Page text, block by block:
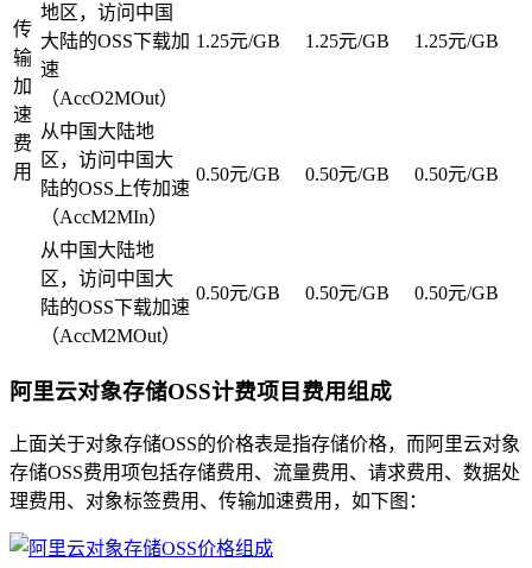
传
输
加
速
费
用
地区，访问中国
大陆的OSS下载加
速
（AccO2MOut）
1.25元/GB 1.25元/GB 1.25元/GB
从中国大陆地
区，访问中国大
陆的OSS上传加速
（AccM2MIn）
0.50元/GB 0.50元/GB 0.50元/GB
从中国大陆地
区，访问中国大
陆的OSS下载加速
（AccM2MOut）
0.50元/GB 0.50元/GB 0.50元/GB
阿里云对象存储OSS计费项目费用组成
上面关于对象存储OSS的价格表是指存储价格，而阿里云对象
存储OSS费用项包括存储费用、流量费用、请求费用、数据处
理费用、对象标签费用、传输加速费用，如下图：